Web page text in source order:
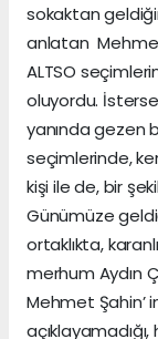
sokaktan
anlatan Mehmet
ALTSO
oluyordu.
yanında gezen
seçimlerinde,
kişi ile de, bir
Günümüze
ortaklıkta,
merhum Aydın
Mehmet Şahin’